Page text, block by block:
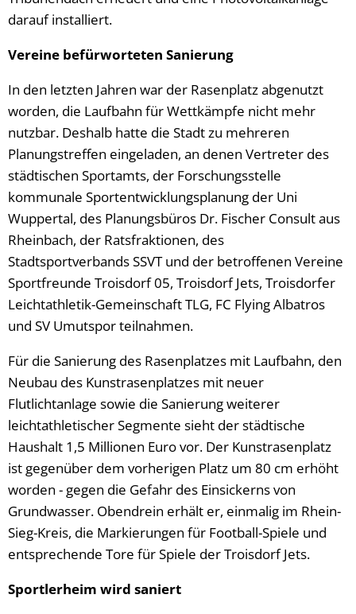
darauf installiert.
Vereine befürworteten Sanierung
In den letzten Jahren war der Rasenplatz abgenutzt
worden, die Laufbahn für Wettkämpfe nicht mehr
nutzbar. Deshalb hatte die Stadt zu mehreren
Planungstreffen eingeladen, an denen Vertreter des
städtischen Sportamts, der Forschungsstelle
kommunale Sportentwicklungsplanung der Uni
Wuppertal, des Planungsbüros Dr. Fischer Consult aus
Rheinbach, der Ratsfraktionen, des
Stadtsportverbands SSVT und der betroffenen Vereine
Sportfreunde Troisdorf 05, Troisdorf Jets, Troisdorfer
Leichtathletik-Gemeinschaft TLG, FC Flying Albatros
und SV Umutspor teilnahmen.
Für die Sanierung des Rasenplatzes mit Laufbahn, den
Neubau des Kunstrasenplatzes mit neuer
Flutlichtanlage sowie die Sanierung weiterer
leichtathletischer Segmente sieht der städtische
Haushalt 1,5 Millionen Euro vor. Der Kunstrasenplatz
ist gegenüber dem vorherigen Platz um 80 cm erhöht
worden - gegen die Gefahr des Einsickerns von
Grundwasser. Obendrein erhält er, einmalig im Rhein-
Sieg-Kreis, die Markierungen für Football-Spiele und
entsprechende Tore für Spiele der Troisdorf Jets.
Sportlerheim wird saniert